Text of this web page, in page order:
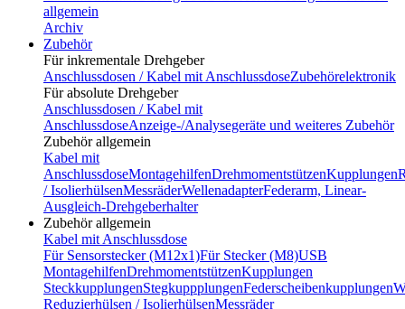
allgemein
Archiv
Zubehör
Für inkrementale Drehgeber
Anschlussdosen / Kabel mit AnschlussdoseZubehörelektronik
Für absolute Drehgeber
Anschlussdosen / Kabel mit
AnschlussdoseAnzeige-/Analysegeräte und weiteres Zubehör
Zubehör allgemein
Kabel mit
AnschlussdoseMontagehilfenDrehmomentstützenKupplungen
/ IsolierhülsenMessräderWellenadapterFederarm, Linear-
Ausgleich-Drehgeberhalter
Zubehör allgemein
Kabel mit Anschlussdose
Für Sensorstecker (M12x1)Für Stecker (M8)USB
MontagehilfenDrehmomentstützenKupplungen
SteckkupplungenStegkuppplungenFederscheibenkupplungen
Reduzierhülsen / IsolierhülsenMessräder